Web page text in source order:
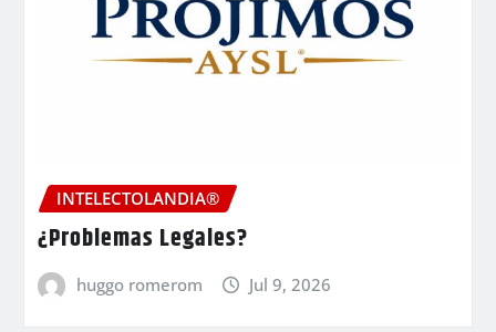
INTELECTOLANDIA®
¿Problemas Legales?
huggo romerom Jul 9, 2026